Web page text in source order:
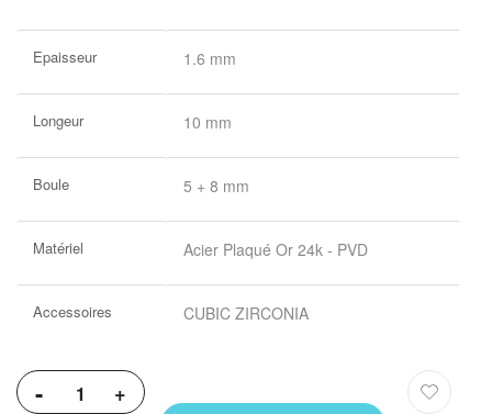
d’information
Epaisseur 1.6 mm
Longeur 10 mm
Boule 5 + 8 mm
Matériel Acier Plaqué Or 24k - PVD
Accessoires CUBIC ZIRCONIA
- +